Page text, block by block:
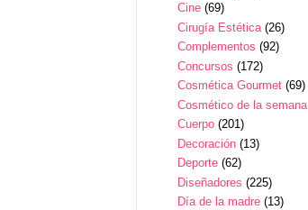
Cine (69)
Cirugía Estética (26)
Complementos (92)
Concursos (172)
Cosmética Gourmet (69)
Cosmético de la semana
Cuerpo (201)
Decoración (13)
Deporte (62)
Diseñadores (225)
Día de la madre (13)